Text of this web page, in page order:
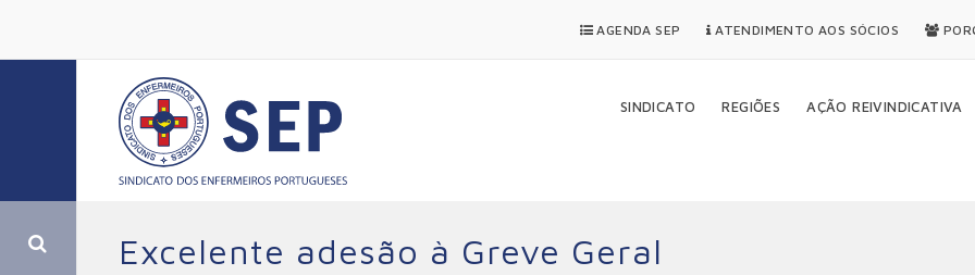
AGENDA SEP ATENDIMENTO AOS SÓCIOS
SINDICATO REGIÕES AÇÃO REIVINDICATIVA
Excelente adesão à Greve Geral